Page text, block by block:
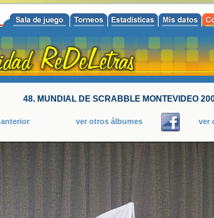
48. MUNDIAL DE SCRABBLE MONTEVIDEO
anterior ver otros álbumes ver